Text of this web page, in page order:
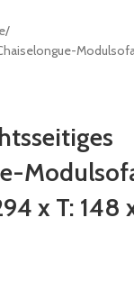
x T: 148